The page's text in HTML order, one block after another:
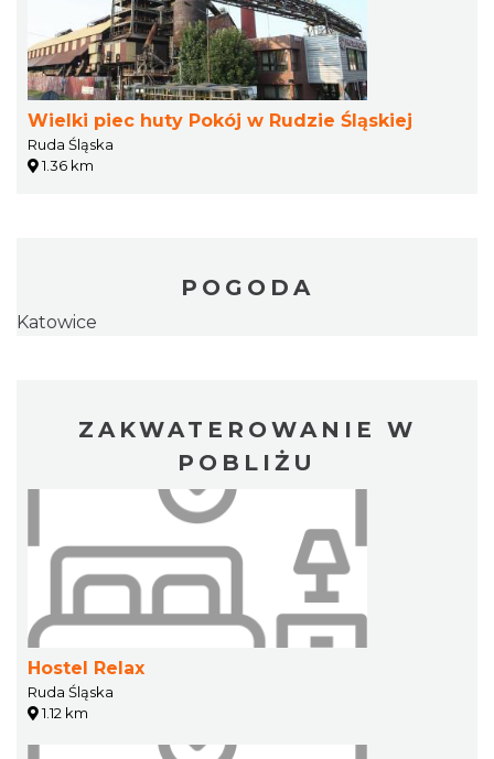
Wielki piec huty Pokój w Rudzie Śląskiej
Ruda Śląska
1.36 km
POGODA
Katowice
ZAKWATEROWANIE W
POBLIŻU
Hostel Relax
Ruda Śląska
1.12 km